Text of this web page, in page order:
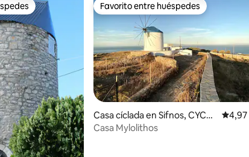
evaluaciones
más destacadosFavorito entre huéspedes
Favorito entre huéspedes
Casa cíclada en Sifnos, CYCL
ADES
4,97
Casa Mylolithos